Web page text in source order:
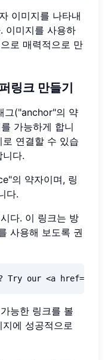
이미지를 나타내
이미지를 사용하
로 매력적으로 만
링크 만들기
그("anchor"의 약
가능하게 합니
연결할 수 있습
다.
의 약자이며, 링
다.
다. 이 링크는 방
사용해 보도록 권
능한 링크를 볼
에 성공적으로